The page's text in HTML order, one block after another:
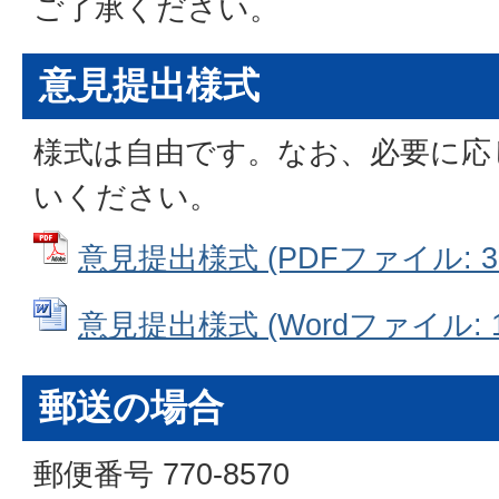
ご了承ください。
意見提出様式
様式は自由です。なお、必要に
いください。
意見提出様式 (PDFファイル:
意見提出様式 (Wordファイル:
郵送の場合
郵便番号 770-8570